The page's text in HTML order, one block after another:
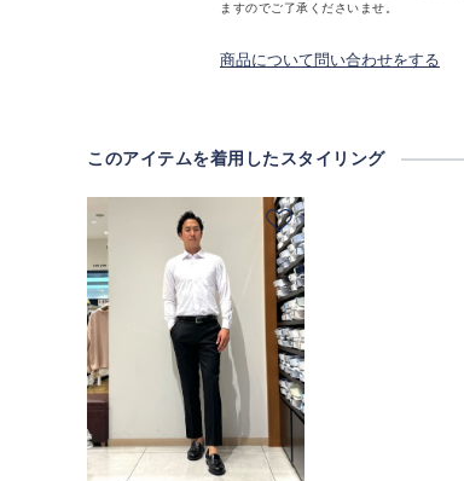
ますのでご了承くださいませ。
商品について問い合わせをする
このアイテムを着用したスタイリング